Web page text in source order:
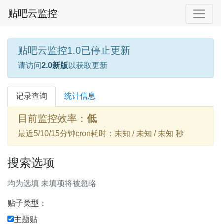
贴吧云监控
贴吧云监控1.0已停止更新
请访问2.0新版 以获取更新
记录查询 统计信息
目前监控效率： 低
最近5/10/15分钟cron耗时：未知 / 未知 / 未知 秒
搜索选项
均为选填 未填项将被忽略
贴子类型：
主题贴